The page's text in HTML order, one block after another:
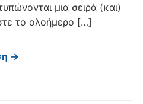
μια σειρά (και)
το ολοήμερο […]
→